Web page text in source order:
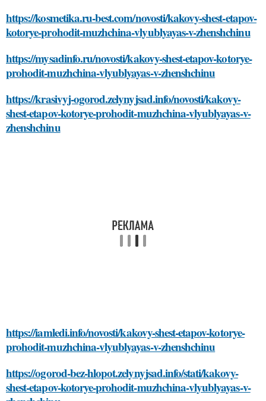
https://kosmetika.ru-best.com/novosti/kakovy-shest-etapov-
kotorye-prohodit-muzhchina-vlyublyayas-v-zhenshchinu
https://mysadinfo.ru/novosti/kakovy-shest-etapov-kotorye-
prohodit-muzhchina-vlyublyayas-v-zhenshchinu
https://krasivyj-ogorod.zelynyjsad.info/novosti/kakovy-
shest-etapov-kotorye-prohodit-muzhchina-vlyublyayas-v-
zhenshchinu
https://iamledi.info/novosti/kakovy-shest-etapov-kotorye-
prohodit-muzhchina-vlyublyayas-v-zhenshchinu
https://ogorod-bez-hlopot.zelynyjsad.info/stati/kakovy-
shest-etapov-kotorye-prohodit-muzhchina-vlyublyayas-v-